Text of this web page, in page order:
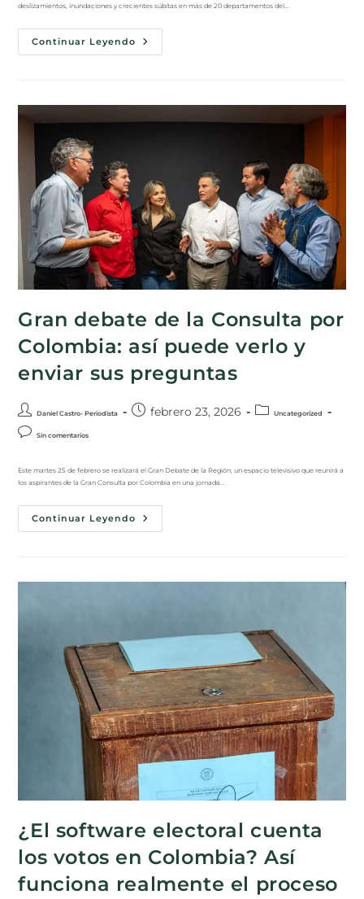
deslizamientos, inundaciones y crecientes súbitas en más de 20 departamentos del…
Continuar Leyendo
Gran debate de la Consulta por
Colombia: así puede verlo y
enviar sus preguntas
Daniel Castro- Periodista febrero 23, 2026 Uncategorized
Sin comentarios
Este martes 25 de febrero se realizará el Gran Debate de la Región, un espacio televisivo que reunirá a
los aspirantes de la Gran Consulta por Colombia en una jornada…
Continuar Leyendo
¿El software electoral cuenta
los votos en Colombia? Así
funciona realmente el proceso